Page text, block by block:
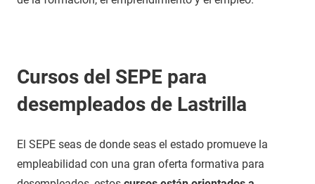
Cursos del SEPE para
desempleados de Lastrilla
El SEPE seas de donde seas el estado promueve la
empleabilidad con una gran oferta formativa para